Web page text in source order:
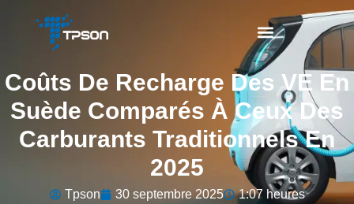
Coûts De Recharge Des VE En
Suède Comparés À Ceux Des
Carburants Traditionnels En
2025
Tpson 30 septembre 2025 1:07 heures